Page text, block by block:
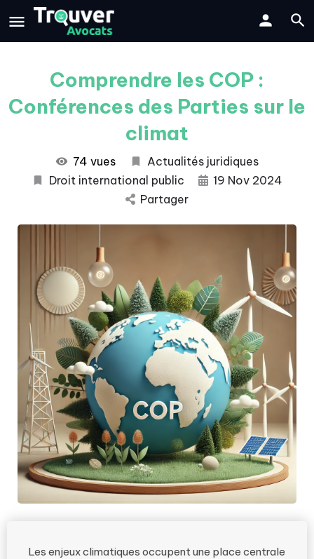
Comprendre les COP :
Conférences des Parties sur le
climat
74 vues
Actualités juridiques
Droit international public
19 Nov 2024
Partager
Les enjeux climatiques occupent une place centrale